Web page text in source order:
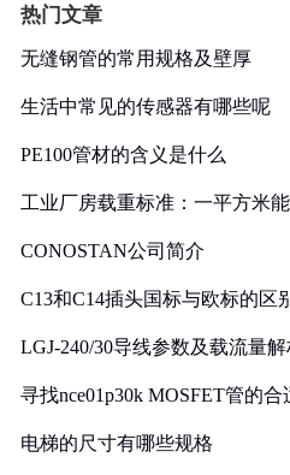
热门文章
无缝钢管的常用规格及壁厚
生活中常见的传感器有哪些呢
PE100管材的含义是什么
工业厂房载重标准：一平方米
CONOSTAN公司简介
C13和C14插头国标与欧标的区
LGJ-240/30导线参数及载流量
寻找nce01p30k MOSFET管的
电梯的尺寸有哪些规格